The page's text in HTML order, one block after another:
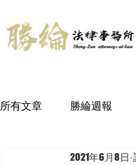
所有文章 勝綸週報
2021年6月8日